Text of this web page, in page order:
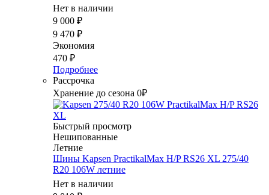
Нет в наличии
9 000 ₽
9 470 ₽
Экономия
470 ₽
Подробнее
Рассрочка
Хранение до сезона 0₽
Быстрый просмотр
Нешипованные
Летние
Шины Kapsen PractikalMax H/P RS26 XL 275/40
R20 106W летние
Нет в наличии